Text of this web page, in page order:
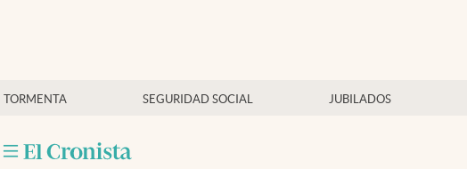
TORMENTA SEGURIDAD SOCIAL JUBILADOS
Economía y finanzas